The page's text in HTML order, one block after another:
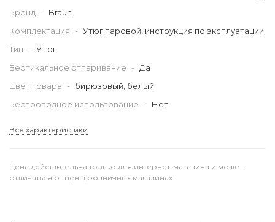
Бренд -
Braun
Комплектация
- Утюг паровой, инструкция по эксплуатации
Тип
- Утюг
Вертикальное отпаривание
- Да
Цвет товара
-
бирюзовый, белый
Беспроводное использование
- Нет
Все характеристики
Цена действительна только для интернет-магазина и может
отличаться от цен в розничных магазинах